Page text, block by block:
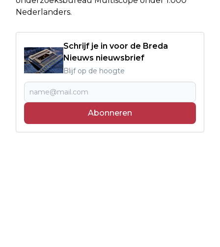
Nederlanders.
Schrijf je in voor de Breda
Nieuws nieuwsbrief
Blijf op de hoogte
Abonneren